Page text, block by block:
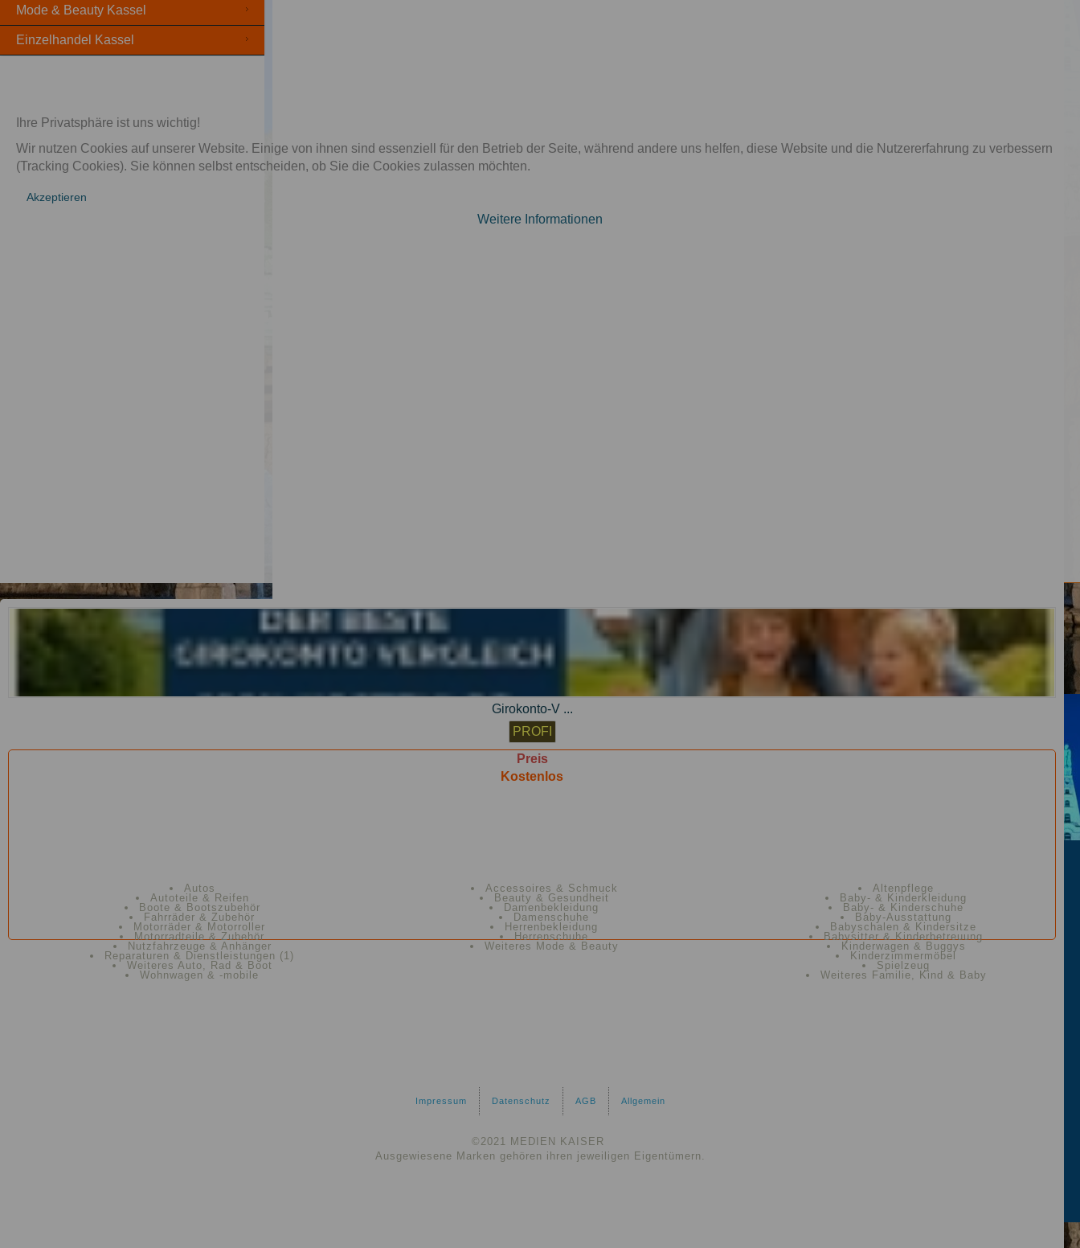
Mode & Beauty Kassel
Einzelhandel Kassel
Girokonto-V ...
PROFI
Preis
Kostenlos
Autos
Autoteile & Reifen
Boote & Bootszubehör
Fahrräder & Zubehör
Motorräder & Motorroller
Motorradteile & Zubehör
Nutzfahrzeuge & Anhänger
Reparaturen & Dienstleistungen (1)
Weiteres Auto, Rad & Boot
Wohnwagen & -mobile
Accessoires & Schmuck
Beauty & Gesundheit
Damenbekleidung
Damenschuhe
Herrenbekleidung
Herrenschuhe
Weiteres Mode & Beauty
Altenpflege
Baby- & Kinderkleidung
Baby- & Kinderschuhe
Baby-Ausstattung
Babyschalen & Kindersitze
Babysitter & Kinderbetreuung
Kinderwagen & Buggys
Kinderzimmermöbel
Spielzeug
Weiteres Familie, Kind & Baby
Impressum Datenschutz AGB Allgemein
©2021 MEDIEN KAISER
Ausgewiesene Marken gehören ihren jeweiligen Eigentümern.
Ihre Privatsphäre ist uns wichtig!
Wir nutzen Cookies auf unserer Website. Einige von ihnen sind essenziell für den Betrieb der Seite, während andere uns helfen, diese Website und die Nutzererfahrung zu verbessern
(Tracking Cookies). Sie können selbst entscheiden, ob Sie die Cookies zulassen möchten.
Akzeptieren
Weitere Informationen